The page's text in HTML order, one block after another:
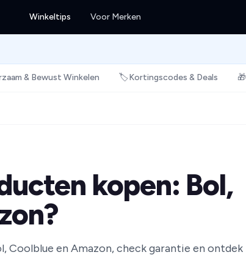
Winkeltips Voor Merken
& Bewust Winkelen 🏷️Kortingscodes & Deals 🎁
kopen: Bol,
Coolblue en Amazon, check garantie en ontdek